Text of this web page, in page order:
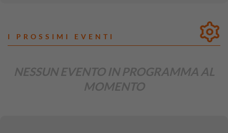
I PROSSIMI EVENTI
NESSUN EVENTO IN PROGRAMMA AL
MOMENTO